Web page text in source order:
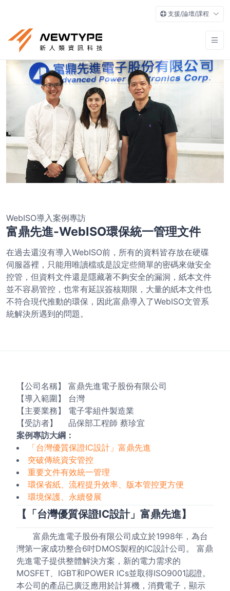
支援/論壇/課程
WebISO導入案例專訪
富鼎先進-WebISO環保統一管理文件
在過去還沒有導入WebISO前，所有的資料皆存放在硬碟
伺服器裡，只能用唯讀檔或是設定些簡單的密碼來做安全
控管，但資料文件還是隱藏著不夠安全的漏洞，紙本文件
並不容易管控，也常有延誤簽核期限，大量的紙本文件也
不符合現代推動的環保，因此富鼎導入了WebISO文管系
統解決所遇到的問題。
【公司名稱】 富鼎先進電子股份有限公司
【導入範圍】 台灣
【主要業務】 電子零組件製造業
【受訪者】 品保部工程師 蔡珍宜
案例專訪大綱：
「台灣優質保證IC設計」富鼎先進
突破傳統資安管控
重要文件有效統一管理
環保省紙、流程提升效率、版本管控更方便
環境保護、永續發展
【「台灣優質保證IC設計」富鼎先進】
富鼎先進電子股份有限公司成立於1998年，為台
灣第一家成功整合6吋DMOS製程的IC設計公司。 富鼎
先進電子提供整體解決方案，新的電力需求的
MOSFET、IGBT和POWER ICs並取得ISO9001認證。
本公司的產品已廣泛應用於計算機，消費電子，顯示